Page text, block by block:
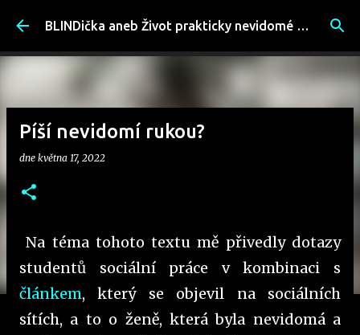
Přeskočit na hlavní obsah BLINDička aneb Život prakticky nevidomé ženy
Píší nevidomí rukou?
dne května 17, 2022
Na téma tohoto textu mě přivedly dotazy
studentů sociální práce v kombinaci s
článkem, který se objevil na sociálních
sítích, a to o ženě, která byla nevidomá a